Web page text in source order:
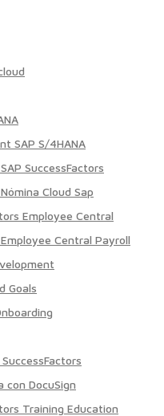
SAP S/4HANA
SuccessFactors
Cloud Sap
Employee Central
Central Payroll
Goals
con DocuSign
Training Education